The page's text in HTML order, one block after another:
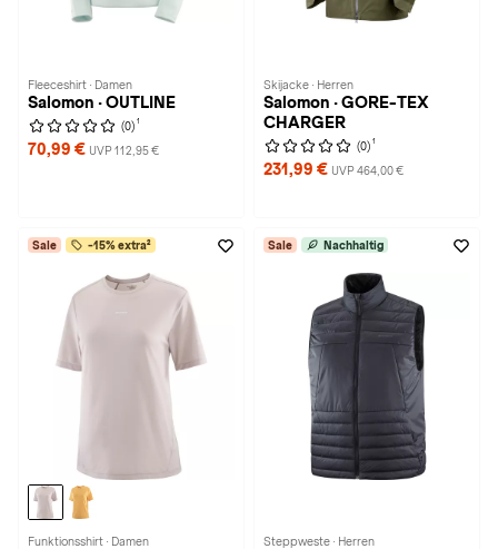
Fleeceshirt · Damen
Salomon · OUTLINE
(0) 1
70,99 € UVP 112,95 €
Skijacke · Herren
Salomon · GORE-TEX
CHARGER
(0) 1
231,99 € UVP 464,00 €
Sale -15% extra²
Funktionsshirt · Damen
Sale Nachhaltig
Steppweste · Herren